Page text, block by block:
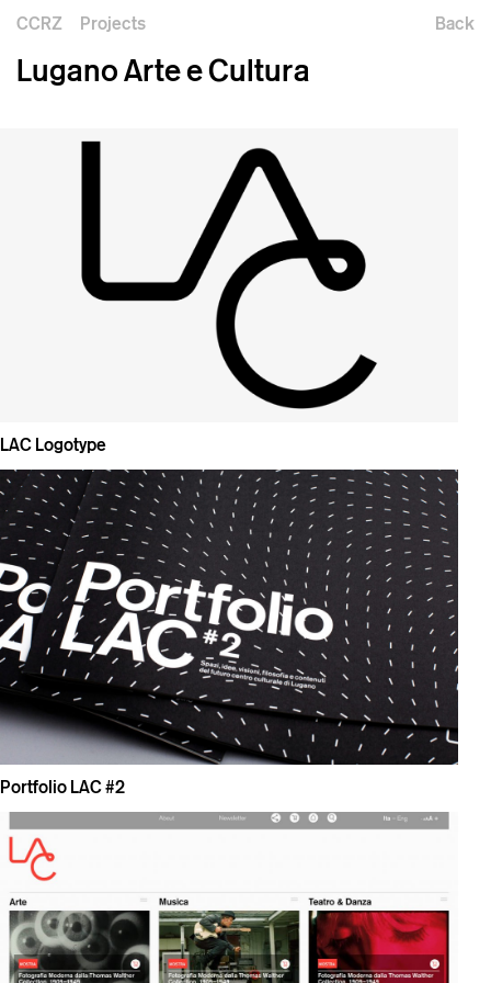
Back
CCRZ Projects
Lugano Arte e Cultura
LAC Logotype
Portfolio LAC #2